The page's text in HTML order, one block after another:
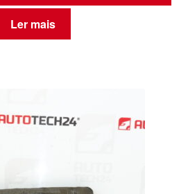
Ler mais